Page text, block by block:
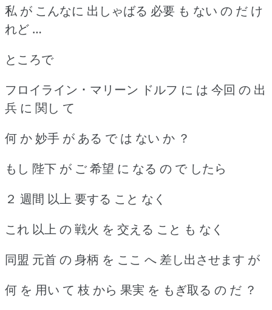
私 が こんなに 出しゃばる 必要 も ない の だ け
れど …
ところで
フロイライン ･ マリーン ドルフ に は 今回 の 出
兵 に 関し て
何 か 妙手 が ある で は ない か ？
もし 陛下 が ご 希望 に なる の で したら
２ 週間 以上 要する こと なく
これ 以上 の 戦火 を 交える こと も なく
同盟 元首 の 身柄 を ここ へ 差し出させます が
何 を 用い て 枝 から 果実 を もぎ取る の だ ？